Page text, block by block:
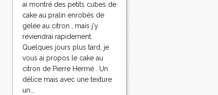
ai montré des petits cubes de
cake au pralin enrobés de
gelée au citron , mais j'y
reviendrai rapidement.
Quelques jours plus tard, je
vous ai propos le cake au
citron de Pierre Hermé . Un
délice mais avec une texture
un...